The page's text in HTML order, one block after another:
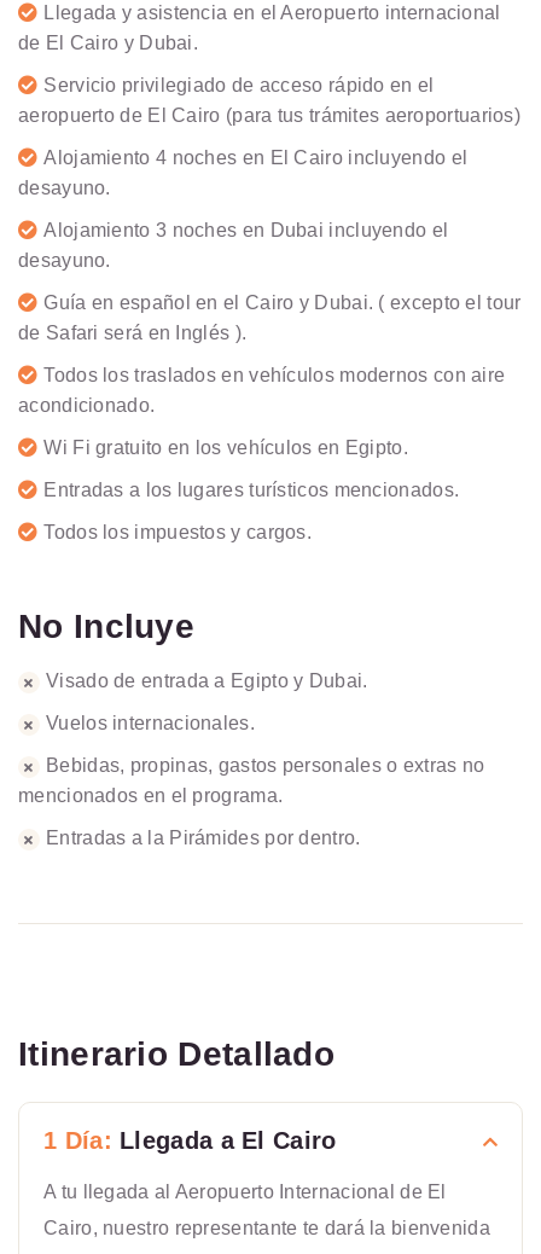
Llegada y asistencia en el Aeropuerto internacional
de El Cairo y Dubai.
Servicio privilegiado de acceso rápido en el
aeropuerto de El Cairo (para tus trámites aeroportuarios)
Alojamiento 4 noches en El Cairo incluyendo el
desayuno.
Alojamiento 3 noches en Dubai incluyendo el
desayuno.
Guía en español en el Cairo y Dubai. ( excepto el tour
de Safari será en Inglés ).
Todos los traslados en vehículos modernos con aire
acondicionado.
Wi Fi gratuito en los vehículos en Egipto.
Entradas a los lugares turísticos mencionados.
Todos los impuestos y cargos.
No Incluye
Visado de entrada a Egipto y Dubai.
Vuelos internacionales.
Bebidas, propinas, gastos personales o extras no
mencionados en el programa.
Entradas a la Pirámides por dentro.
Itinerario Detallado
1 Día: Llegada a El Cairo
A tu llegada al Aeropuerto Internacional de El
Cairo, nuestro representante te dará la bienvenida